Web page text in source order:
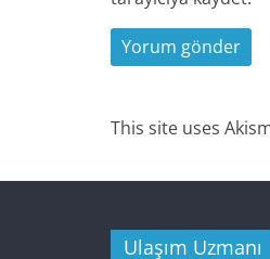
This site uses
Ulaşım Uzmanı